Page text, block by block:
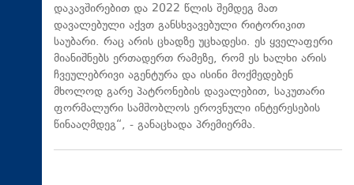
დაკავშირებით და 2022 წლის შემდეგ მათ
დავალებული აქვთ განსხვავებული რიტორიკით
საუბარი. რაც არის ცხადზე უცხადესი. ეს ყველაფერი
მიანიშნებს ერთადერთ რამეზე, რომ ეს ხალხი არის
ჩვეულებრივი აგენტურა და ისინი მოქმედებენ
მხოლოდ გარე პატრონების დავალებით, საკუთარი
ფორმალური სამშობლოს ეროვნული ინტერესების
წინააღმდეგ“, - განაცხადა პრემიერმა.